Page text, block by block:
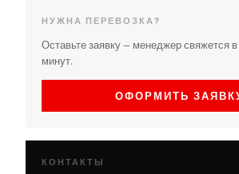
НУЖНА ПЕРЕВОЗКА?
Оставьте заявку — менеджер свяжется в
минут.
ОФОРМИТЬ
КОНТАКТЫ